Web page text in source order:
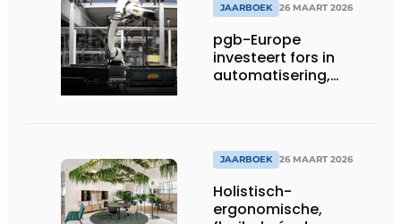
JAARBOEK 26 MAART 2026
pgb-Europe
investeert fors in
automatisering,
JAARBOEK 26 MAART 2026
Holistisch-
ergonomische,